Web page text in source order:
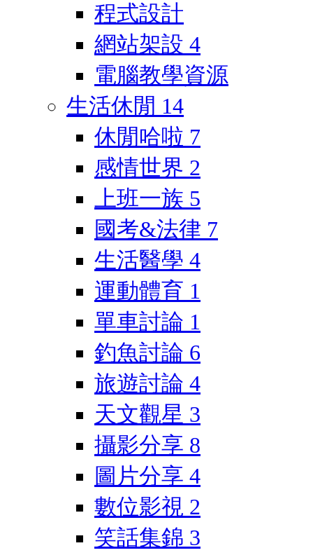
程式設計
網站架設 4
電腦教學資源
生活休閒 14
休閒哈啦 7
感情世界 2
上班一族 5
國考&法律 7
生活醫學 4
運動體育 1
單車討論 1
釣魚討論 6
旅遊討論 4
天文觀星 3
攝影分享 8
圖片分享 4
數位影視 2
笑話集錦 3